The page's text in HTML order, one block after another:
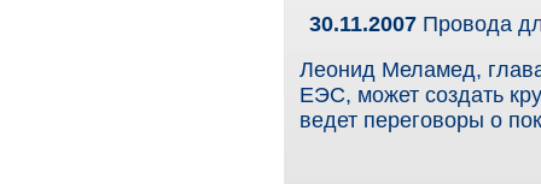
30.11.2007 Провода
Леонид Меламед,
ЕЭС, может создать
ведет переговоры о